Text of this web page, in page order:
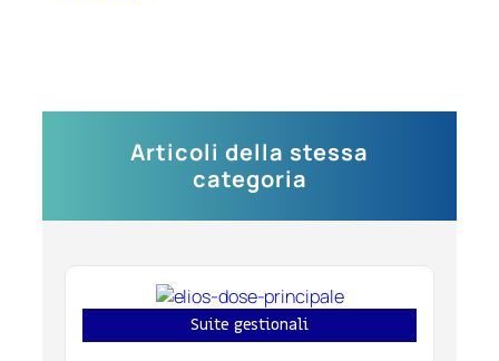
Articoli della stessa
categoria
Suite gestionali